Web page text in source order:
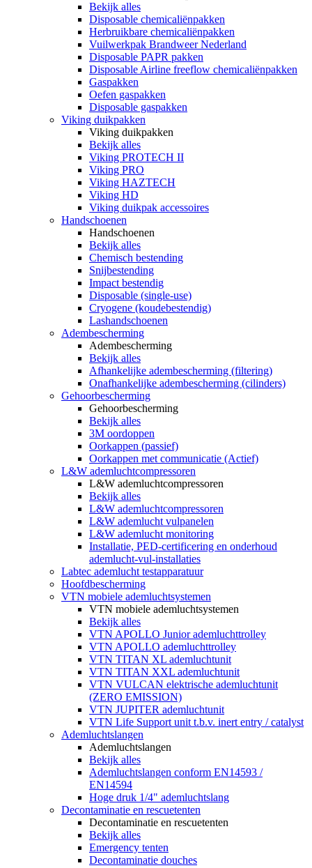
Bekijk alles
Disposable chemicaliënpakken
Herbruikbare chemicaliënpakken
Vuilwerkpak Brandweer Nederland
Disposable PAPR pakken
Disposable Airline freeflow chemicaliënpakken
Gaspakken
Oefen gaspakken
Disposable gaspakken
Viking duikpakken
Viking duikpakken
Bekijk alles
Viking PROTECH II
Viking PRO
Viking HAZTECH
Viking HD
Viking duikpak accessoires
Handschoenen
Handschoenen
Bekijk alles
Chemisch bestending
Snijbestending
Impact bestendig
Disposable (single-use)
Cryogene (koudebestendig)
Lashandschoenen
Adembescherming
Adembescherming
Bekijk alles
Afhankelijke adembescherming (filtering)
Onafhankelijke adembescherming (cilinders)
Gehoorbescherming
Gehoorbescherming
Bekijk alles
3M oordoppen
Oorkappen (passief)
Oorkappen met communicatie (Actief)
L&W ademluchtcompressoren
L&W ademluchtcompressoren
Bekijk alles
L&W ademluchtcompressoren
L&W ademlucht vulpanelen
L&W ademlucht monitoring
Installatie, PED-certificering en onderhoud
ademlucht-vul-installaties
Labtec ademlucht testapparatuur
Hoofdbescherming
VTN mobiele ademluchtsystemen
VTN mobiele ademluchtsystemen
Bekijk alles
VTN APOLLO Junior ademluchttrolley
VTN APOLLO ademluchttrolley
VTN TITAN XL ademluchtunit
VTN TITAN XXL ademluchtunit
VTN VULCAN elektrische ademluchtunit
(ZERO EMISSION)
VTN JUPITER ademluchtunit
VTN Life Support unit t.b.v. inert entry / catalyst
Ademluchtslangen
Ademluchtslangen
Bekijk alles
Ademluchtslangen conform EN14593 /
EN14594
Hoge druk 1/4" ademluchtslang
Decontaminatie en rescuetenten
Decontaminatie en rescuetenten
Bekijk alles
Emergency tenten
Decontaminatie douches